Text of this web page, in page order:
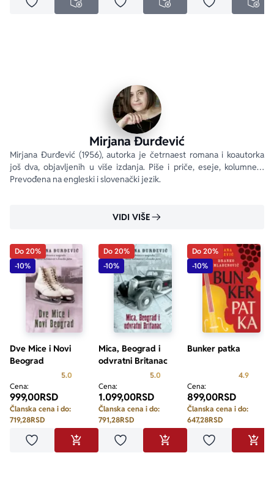
Dodaj u omiljeneNEDOSTUPNODodaj u omiljeneNEDOSTUPNODodaj u
Mirjana Đurđević
Mirjana Đurđević (1956), autorka je četrnaest romana i koautorka
još dva, objavljenih u više izdanja. Piše i priče, eseje, kolumne…
Prevođena na engleski i slovenački jezik.
VIDI VIŠE
Do 20%
-10%
Dve Mice i Novi
Beograd
5.0 Prosecna ocena je 5.0 od 5
Cena:
999,00RSD
Članska cena i do:
719,28RSD
Dodaj u omiljeneDODAJ U KORPU
Do 20%
-10%
Mica, Beograd i
odvratni Britanac
5.0 Prosecna ocena je 5.0 od 5
Cena:
1.099,00RSD
Članska cena i do:
791,28RSD
Dodaj u omiljeneDODAJ U KORPU
Do 20%
-10%
Bunker patka
4.9
Cena:
899,00RSD
Članska cena i do:
647,28RSD
Dodaj u